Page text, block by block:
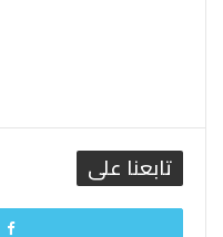
تابعنا على